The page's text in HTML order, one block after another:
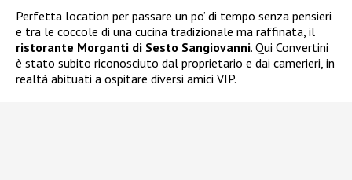
Perfetta location per passare un po’ di tempo senza pensieri
e tra le coccole di una cucina tradizionale ma raffinata, il
ristorante Morganti di Sesto Sangiovanni. Qui Convertini
è stato subito riconosciuto dal proprietario e dai camerieri, in
realtà abituati a ospitare diversi amici VIP.